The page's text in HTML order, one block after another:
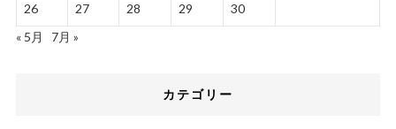
26 27 28 29
30
« 5月
7月 »
カテゴリー